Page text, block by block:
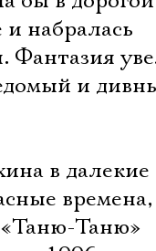
набралась
Фантазия
и
в далекие
времена,
«Таню-Таню»